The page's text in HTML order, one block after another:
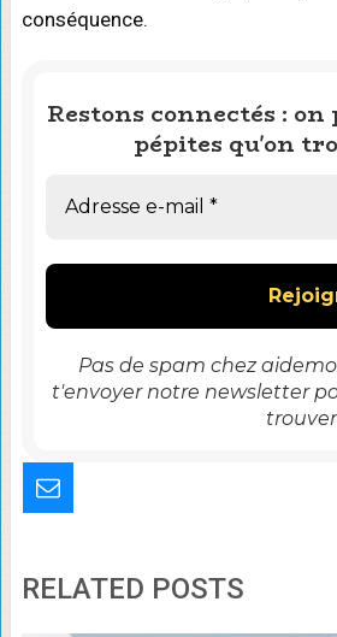
conséquence.
Restons connectés :
pépites qu'on
Pas de spam chez
t'envoyer notre newsletter
RELATED POSTS